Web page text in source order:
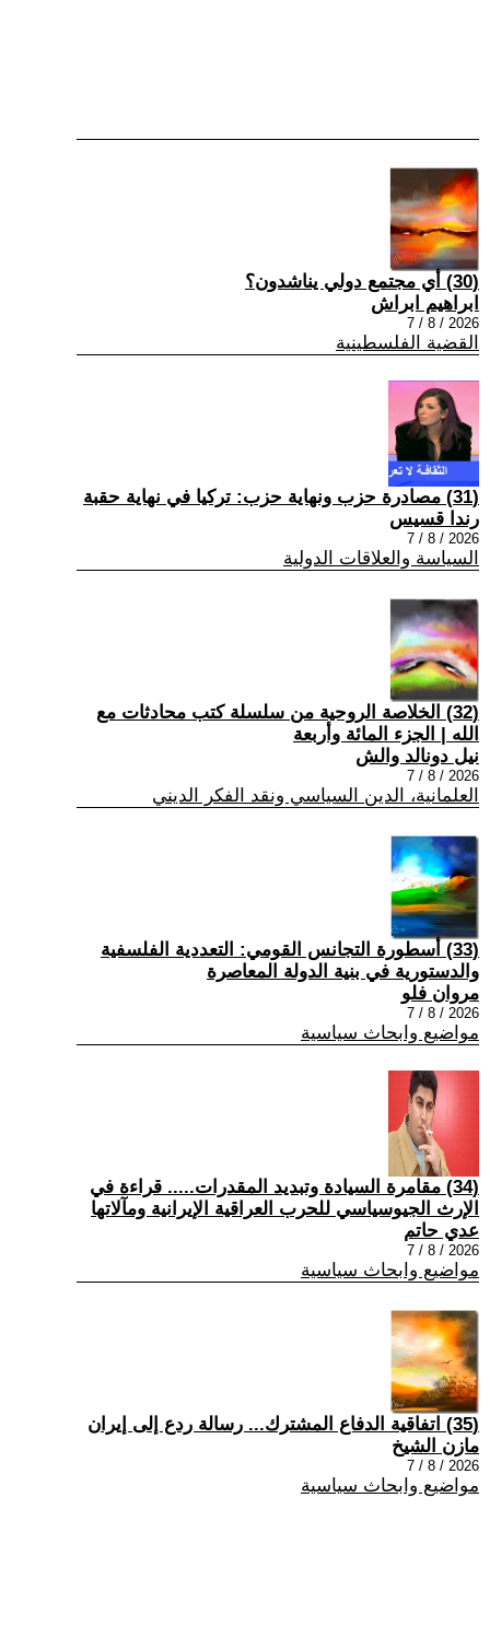
(30) أي مجتمع دولي يناشدون؟
ابراهيم ابراش
2026 / 8 / 7
القضية الفلسطينية
(31) مصادرة حزب ونهاية حزب: تركيا في نهاية حقبة
رندا قسيس
2026 / 8 / 7
السياسة والعلاقات الدولية
(32) الخلاصة الروحية من سلسلة كتب محادثات مع
الله | الجزء المائة وأربعة
نيل دونالد والش
2026 / 8 / 7
العلمانية، الدين السياسي ونقد الفكر الديني
(33) أسطورة التجانس القومي: التعددية الفلسفية
والدستورية في بنية الدولة المعاصرة
مروان فلو
2026 / 8 / 7
مواضيع وابحاث سياسية
(34) مقامرة السيادة وتبديد المقدرات..... قراءة في
الإرث الجيوسياسي للحرب العراقية الإيرانية ومآلاتها
عدي حاتم
2026 / 8 / 7
مواضيع وابحاث سياسية
(35) اتفاقية الدفاع المشترك... رسالة ردع إلى إيران
مازن الشيخ
2026 / 8 / 7
مواضيع وابحاث سياسية